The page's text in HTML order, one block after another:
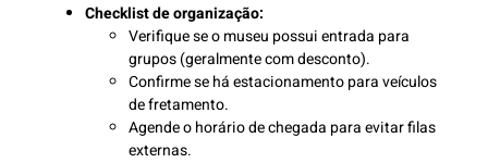
Checklist de organização:
Verifique se o museu possui entrada para
grupos (geralmente com desconto).
Confirme se há estacionamento para veículos
de fretamento.
Agende o horário de chegada para evitar filas
externas.